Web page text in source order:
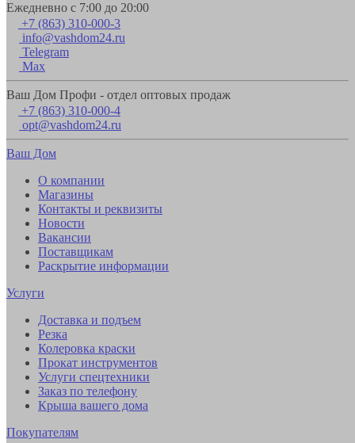
Ежедневно с 7:00 до 20:00
+7 (863) 310-000-3
info@vashdom24.ru
Telegram
Max
Ваш Дом Профи - отдел оптовых продаж
+7 (863) 310-000-4
opt@vashdom24.ru
Ваш Дом
О компании
Магазины
Контакты и реквизиты
Новости
Вакансии
Поставщикам
Раскрытие информации
Услуги
Доставка и подъем
Резка
Колеровка краски
Прокат инструментов
Услуги спецтехники
Заказ по телефону
Крыша вашего дома
Покупателям